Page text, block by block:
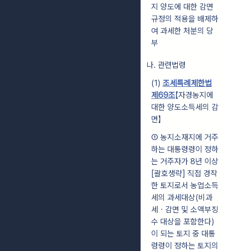
지 양도에 대한 감면
규정의 적용을 배제하
여 과세한 처분의 당
부
나. 관련법령
(1) 조세특례제한법
제69조【자경농지에
대한 양도소득세의 감
면】
① 농지소재지에 거주
하는 대통령령이 정하
는 거주자가 8년 이상
[괄호생략] 직접 경작
한 토지로서 농업소득
세의 과세대상(비과
세ㆍ감면 및 소액부징
수 대상을 포함한다)
이 되는 토지 중 대통
령령이 정하는 토지의